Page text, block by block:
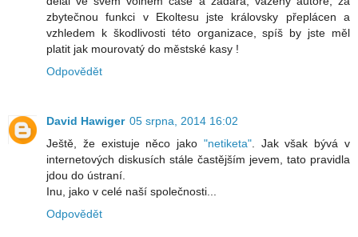
zbytečnou funkci v Ekoltesu jste královsky přeplácen a
vzhledem k škodlivosti této organizace, spíš by jste měl
platit jak mourovatý do městské kasy !
Odpovědět
David Hawiger 05 srpna, 2014 16:02
Ještě, že existuje něco jako "netiketa". Jak však bývá v
internetových diskusích stále častějším jevem, tato pravidla
jdou do ústraní.
Inu, jako v celé naší společnosti...
Odpovědět